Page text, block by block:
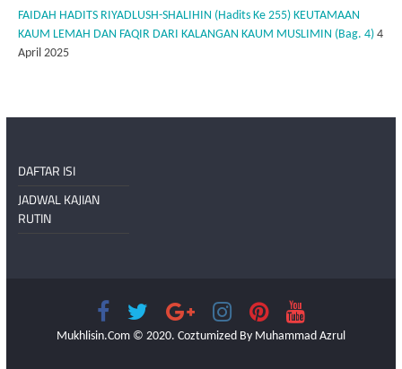
FAIDAH HADITS RIYADLUSH-SHALIHIN (Hadits Ke 255) KEUTAMAAN
KAUM LEMAH DAN FAQIR DARI KALANGAN KAUM MUSLIMIN (Bag. 4) 4
April 2025
DAFTAR ISI
JADWAL KAJIAN
RUTIN
Mukhlisin.Com © 2020. Coztumized By Muhammad Azrul